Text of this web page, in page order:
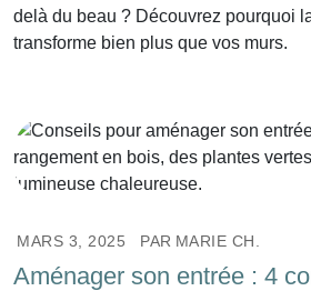
delà du beau ? Découvrez pourquoi
transforme bien plus que vos murs.
MARS 3, 2025 PAR MARIE CH.
Aménager son entrée : 4